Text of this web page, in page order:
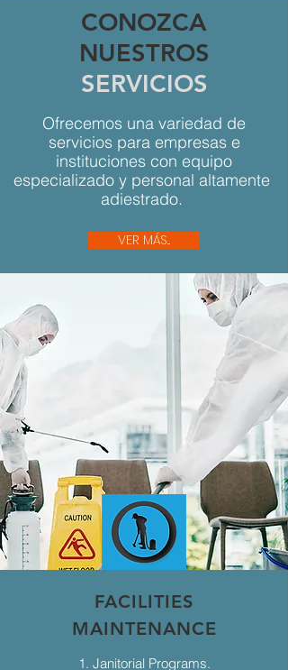
CONOZCA
NUESTROS
SERVICIOS
Ofrecemos una variedad de
servicios para empresas e
instituciones con equipo
especializado y personal altamente
adiestrado.
VER MÁS...
FACILITIES
MAINTENANCE
1. Janitorial Programs.